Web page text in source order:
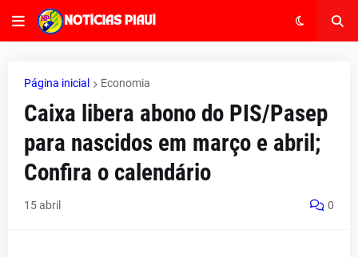
Página inicial Economia
Caixa libera abono do PIS/Pasep
para nascidos em março e abril;
Confira o calendário
15 abril 0